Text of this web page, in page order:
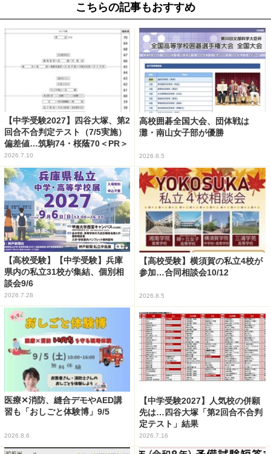
こちらの記事もおすすめ
【中学受験2027】四谷大塚、第2
回合不合判定テスト（7/5実施）
偏差値…筑駒74・桜蔭70＜PR＞
2026.7.10
高校囲碁全国大会、団体戦は
灘・南山女子部が優勝
2026.8.5
【高校受験】【中学受験】兵庫
県内の私立31校が集結、個別相
談会9/6
2026.7.28
【高校受験】横須賀の私立4校が
参加…合同相談会10/12
2026.8.5
医療✕消防、縫合デモやAED講
習も「おしごと体験博」9/5
2026.8.6
【中学受験2027】人気校の併願
先は…四谷大塚「第2回合不合判
定テスト」結果
2026.7.16